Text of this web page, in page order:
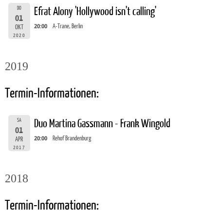
DO
01
OKT
2020
Efrat Alony 'Hollywood isn't calling'
20:00 A-Trane, Berlin
2019
Termin-Informationen:
SA
01
APR
2017
Duo Martina Gassmann - Frank Wingold
20:00 Rehof Brandenburg
2018
Termin-Informationen: